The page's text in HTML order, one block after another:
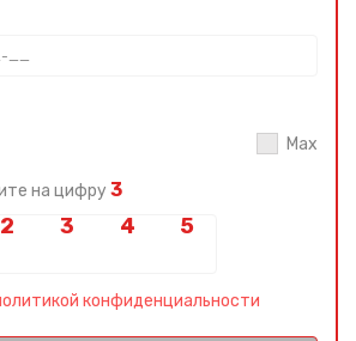
Max
на цифру 3
конфиденциальности